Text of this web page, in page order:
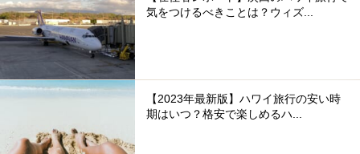
気をつけるべきことは？ウィズ...
【2023年最新版】ハワイ旅行の安い時
期はいつ？格安で楽しめるハ...